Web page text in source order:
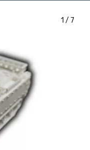
1 / 7